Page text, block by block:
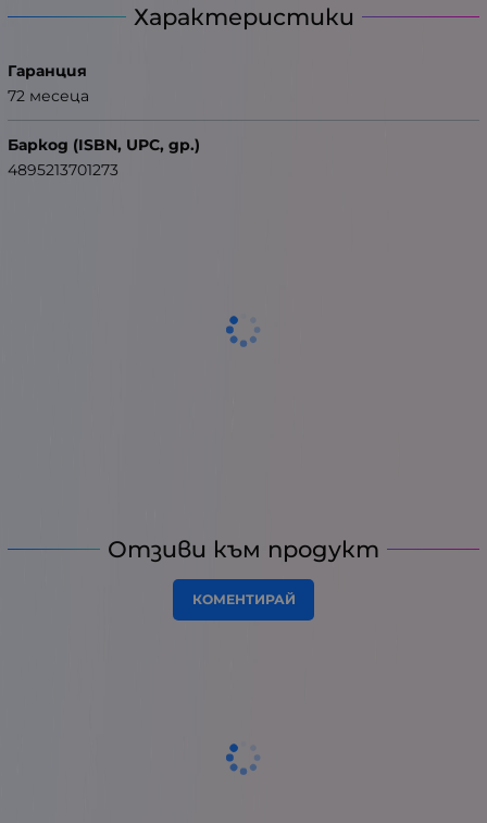
Характеристики
Гаранция
72 месеца
Баркод (ISBN, UPC, др.)
4895213701273
Отзиви към продукт
КОМЕНТИРАЙ